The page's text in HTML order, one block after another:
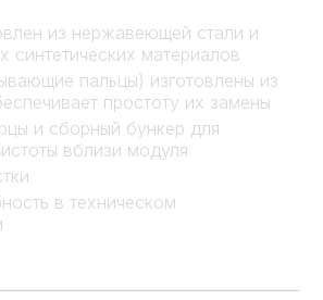
из нержавеющей стали и
синтетических материалов
пальцы) изготовлены из
простоту их замены
и сборный бункер для
вблизи модуля
в техническом